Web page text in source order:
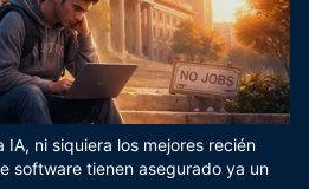
ni siquiera los mejores recién
software tienen asegurado ya un